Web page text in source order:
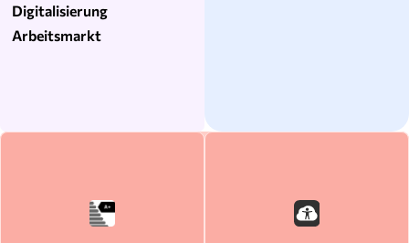
Digitalisierung
Arbeitsmarkt